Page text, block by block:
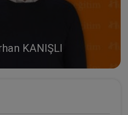
KANIŞLI